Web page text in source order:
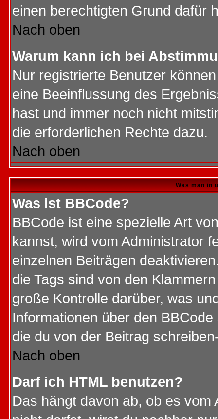
einen berechtigten Grund dafür
Nach oben
Warum kann ich bei
Nur registrierte Benutzer
eine Beeinflussung des
hast und immer noch nicht
die erforderlichen Rechte dazu.
Nach oben
Was man in
Was ist BBCode?
BBCode ist eine spezielle Art
kannst, wird vom Administrator
einzelnen Beiträgen
die Tags sind von den
große Kontrolle darüber, was
Informationen über den
die du von der Beitrag
Nach oben
Darf ich HTML benutzen?
Das hängt davon ab, ob es